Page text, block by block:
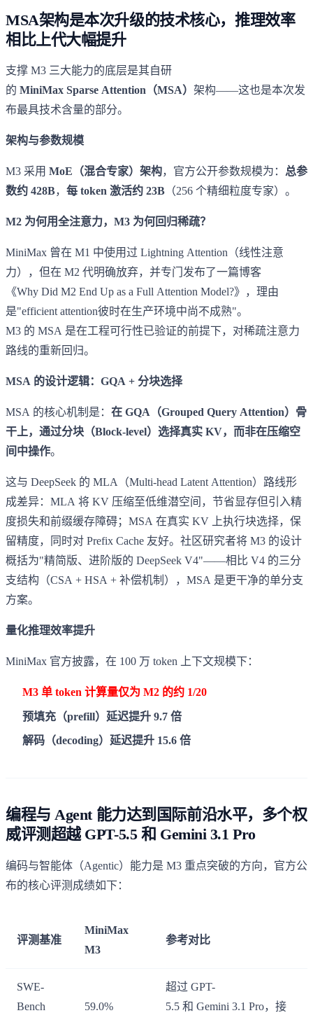
MSA架构是本次升级的技术核心，推理效率
相比上代大幅提升
支撑 M3 三大能力的底层是其自研
的 MiniMax Sparse Attention（MSA） 架构——这也是本次发
布最具技术含量的部分。
架构与参数规模
M3 采用 MoE（混合专家）架构，官方公开参数规模为： 总参
数约 428B， 每 token 激活约 23B （256 个精细粒度专家）。
M2 为何用全注意力，M3 为何回归稀疏？
MiniMax 曾在 M1 中使用过 Lightning Attention（线性注意
力），但在 M2 代明确放弃，并专门发布了一篇博客
《Why Did M2 End Up as a Full Attention Model?》，理由
是"efficient attention彼时在生产环境中尚不成熟"。
M3 的 MSA 是在工程可行性已验证的前提下，对稀疏注意力
路线的重新回归。
MSA 的设计逻辑：GQA + 分块选择
MSA 的核心机制是： 在 GQA（Grouped Query Attention）骨
干上，通过分块（Block-level）选择真实 KV，而非在压缩空
间中操作。
这与 DeepSeek 的 MLA（Multi-head Latent Attention）路线形
成差异：MLA 将 KV 压缩至低维潜空间，节省显存但引入精
度损失和前缀缓存障碍；MSA 在真实 KV 上执行块选择，保
留精度，同时对 Prefix Cache 友好。社区研究者将 M3 的设计
概括为"精简版、进阶版的 DeepSeek V4"——相比 V4 的三分
支结构（CSA + HSA + 补偿机制），MSA 是更干净的单分支
方案。
量化推理效率提升
MiniMax 官方披露，在 100 万 token 上下文规模下：
M3 单 token 计算量仅为 M2 的约 1/20
预填充（prefill）延迟提升 9.7 倍
解码（decoding）延迟提升 15.6 倍
编程与 Agent 能力达到国际前沿水平，多个权
威评测超越 GPT-5.5 和 Gemini 3.1 Pro
编码与智能体（Agentic）能力是 M3 重点突破的方向，官方公
布的核心评测成绩如下：
评测基准
MiniMax
M3
参考对比
SWE-
Bench
59.0%
超过 GPT-
5.5 和 Gemini 3.1 Pro，接